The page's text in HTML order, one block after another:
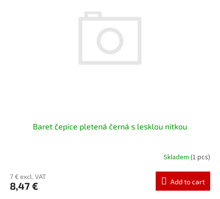
Baret čepice pletená černá s lesklou nitkou
Skladem (1 pcs)
7 € excl. VAT
8,47 € Add to cart